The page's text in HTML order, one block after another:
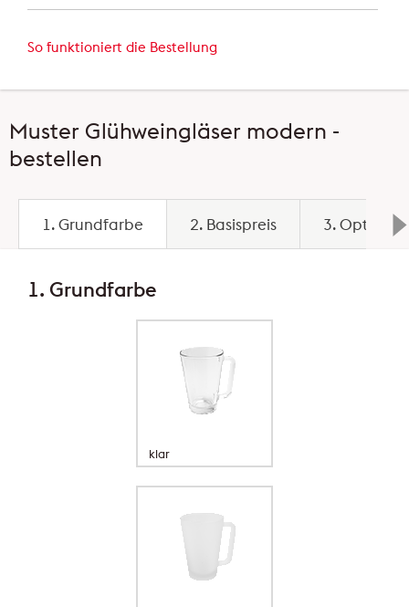
So funktioniert die Bestellung
Muster Glühweingläser modern -
bestellen
1. Grundfarbe 2. Basispreis 3. Optionen
1. Grundfarbe
klar